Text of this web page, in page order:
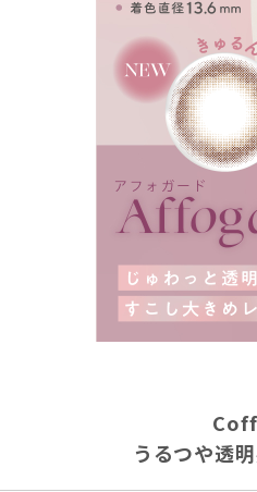
うるつや透